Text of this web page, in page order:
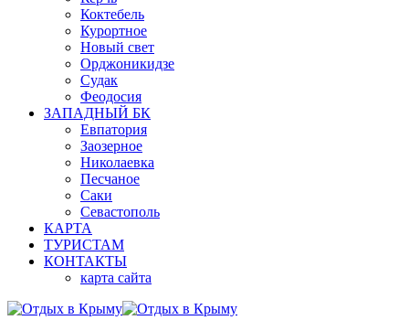
Коктебель
Курортное
Новый свет
Орджоникидзе
Судак
Феодосия
ЗАПАДНЫЙ БК
Евпатория
Заозерное
Николаевка
Песчаное
Саки
Севастополь
КАРТА
ТУРИСТАМ
КОНТАКТЫ
карта сайта